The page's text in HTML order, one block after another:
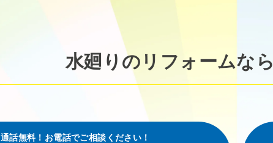
水廻りのリフォームなら
通話無料！お電話でご相談ください！